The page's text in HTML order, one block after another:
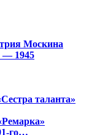
Москина
— 1945
таланта»
го…